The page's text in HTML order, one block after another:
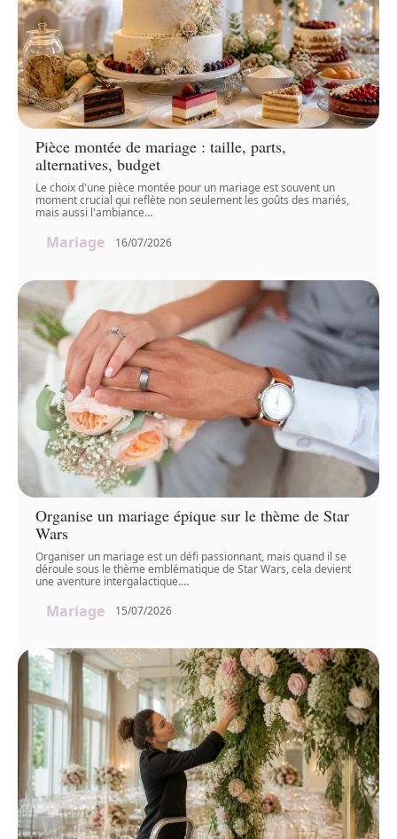
Pièce montée de mariage : taille, parts,
alternatives, budget
Le choix d'une pièce montée pour un mariage est souvent un
moment crucial qui reflète non seulement les goûts des mariés,
mais aussi l'ambiance…
Mariage 16/07/2026
Organise un mariage épique sur le thème de Star
Wars
Organiser un mariage est un défi passionnant, mais quand il se
déroule sous le thème emblématique de Star Wars, cela devient
une aventure intergalactique.…
Mariage 15/07/2026